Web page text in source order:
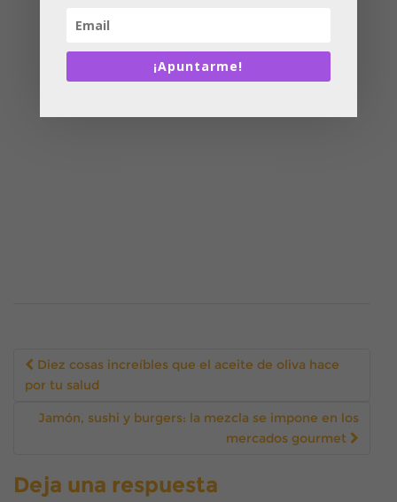
Navegación
entrada
Diez cosas increíbles que el aceite de oliva hace
por tu salud
Jamón, sushi y burgers: la mezcla se impone en los
mercados gourmet
Deja una respuesta
¡Apuntarme!